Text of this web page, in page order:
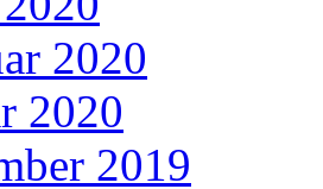
2020
2020
2019